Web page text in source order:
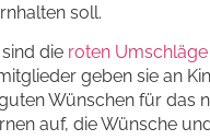
soll.
die roten
geben sie an
Wünschen für das
auf, die Wünsche